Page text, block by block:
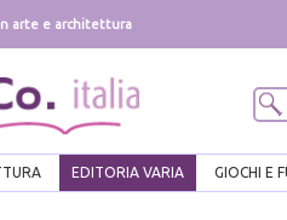
arte e architettura
EDITORIA VARIA GIOCHI E